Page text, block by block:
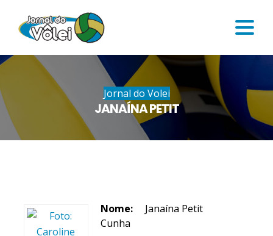
Jornal do Volei
JANAÍNA PETIT
Nome: Janaína Petit
Cunha